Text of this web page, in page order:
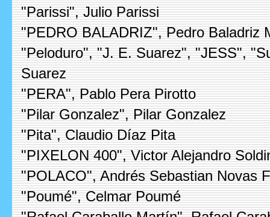
"Parissi", Julio Parissi
"PEDRO BALADRIZ", Pedro Baladriz
"Peloduro", "J. E. Suarez", "JESS",
Suarez
"PERA", Pablo Pera Pirotto
"Pilar Gonzalez", Pilar Gonzalez
"Pita", Claudio Díaz Pita
"PIXELON 400", Victor Alejandro
"POLACO", Andrés Sebastian Novas
"Poumé", Celmar Poumé